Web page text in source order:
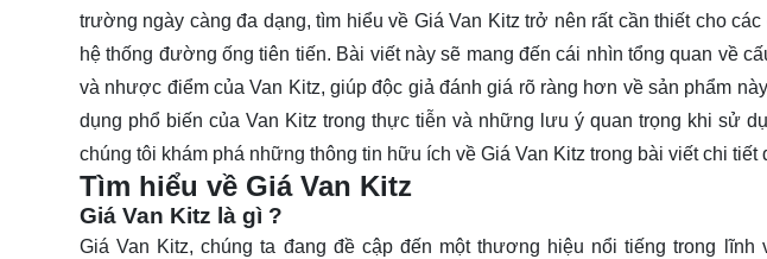
trường ngày càng đa dạng, tìm hiểu về Giá Van Kitz trở nên rất cần thiết cho
hệ thống đường ống tiên tiến. Bài viết này sẽ mang đến cái nhìn tổng quan về
và nhược điểm của Van Kitz, giúp độc giả đánh giá rõ ràng hơn về sản phẩm
dụng phổ biến của Van Kitz trong thực tiễn và những lưu ý quan trọng khi sử
chúng tôi khám phá những thông tin hữu ích về Giá Van Kitz trong bài viết chi tiết
Tìm hiểu về Giá Van Kitz
Giá Van Kitz là gì ?
Giá Van Kitz, chúng ta đang đề cập đến một thương hiệu nổi tiếng trong